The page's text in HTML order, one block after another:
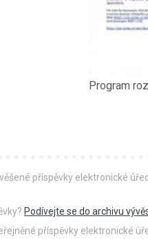
příspěvky elektronické
Podívejte se do archivu
příspěvky elektronické